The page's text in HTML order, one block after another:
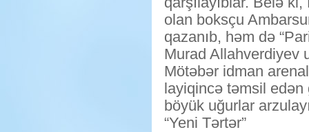
olan boksçu
qazanıb, həm də
Murad Allahverdiyev
Mötəbər idman
layiqincə təmsil edən
böyük uğurlar
“Yeni Tərtər”